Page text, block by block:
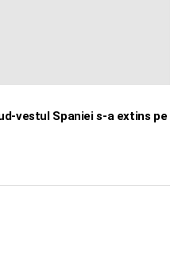
vestul Spaniei s-a extins pe